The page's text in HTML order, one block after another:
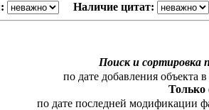
Наличие цитат:
Поиск и сортировка
по дате добавления объекта
по дате последней модификации